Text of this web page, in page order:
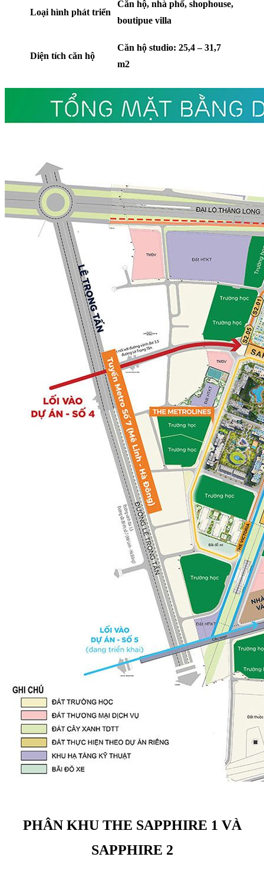
Loại hình phát triển
Căn hộ, nhà phố, shophouse,
boutipue villa
Diện tích căn hộ
Căn hộ studio: 25,4 – 31,7
m2
PHÂN KHU THE SAPPHIRE 1 VÀ
SAPPHIRE 2